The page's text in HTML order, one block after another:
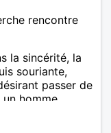
rencontre
la sincérité, la
souriante,
passer de
homme
que moi.